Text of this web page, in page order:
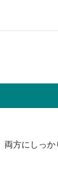
方にしっか